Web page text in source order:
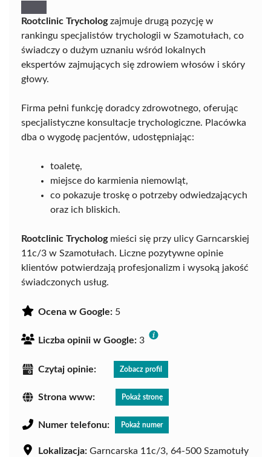
Rootclinic Trychologzajmuje drugą pozycję w
rankingu specjalistów trychologii w Szamotułach, co
świadczy o dużym uznaniu wśród lokalnych
ekspertów zajmujących się zdrowiem włosów i skóry
głowy.
Firma pełni funkcję doradcy zdrowotnego, oferując
specjalistyczne konsultacje trychologiczne. Placówka
dba o wygodę pacjentów, udostępniając:
toaletę,
miejsce do karmienia niemowląt,
co pokazuje troskę o potrzeby odwiedzających
oraz ich bliskich.
Rootclinic Trychologmieści się przy ulicy Garncarskiej
11c/3 w Szamotułach. Liczne pozytywne opinie
klientów potwierdzają profesjonalizm i wysoką jakość
świadczonych usług.
Ocena w Google: 5
Liczba opinii w Google: 3
Czytaj opinie: Zobacz profil
Strona www: Pokaż stronę
Numer telefonu: Pokaż numer
Lokalizacja: Garncarska 11c/3, 64-500 Szamotuły